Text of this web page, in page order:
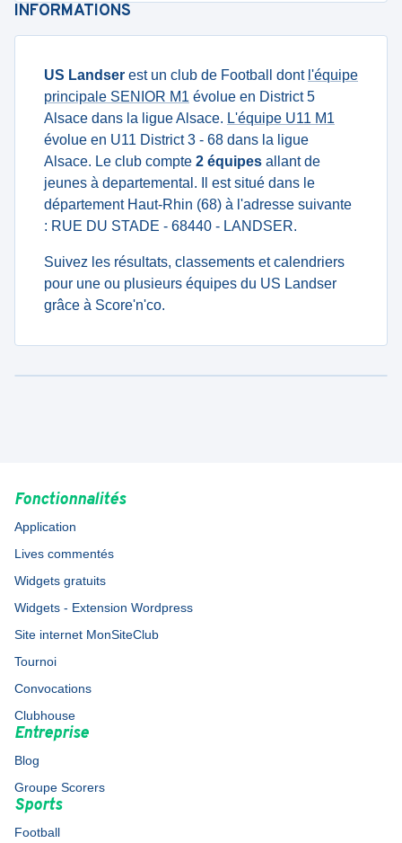
INFORMATIONS
US Landser est un club de Football dont l'équipe
principale SENIOR M1 évolue en District 5
Alsace dans la ligue Alsace. L'équipe U11 M1
évolue en U11 District 3 - 68 dans la ligue
Alsace. Le club compte 2 équipes allant de
jeunes à departemental. Il est situé dans le
département Haut-Rhin (68) à l'adresse suivante
: RUE DU STADE - 68440 - LANDSER.
Suivez les résultats, classements et calendriers
pour une ou plusieurs équipes du US Landser
grâce à Score'n'co.
Fonctionnalités
Application
Lives commentés
Widgets gratuits
Widgets - Extension Wordpress
Site internet MonSiteClub
Tournoi
Convocations
Clubhouse
Entreprise
Blog
Groupe Scorers
Sports
Football